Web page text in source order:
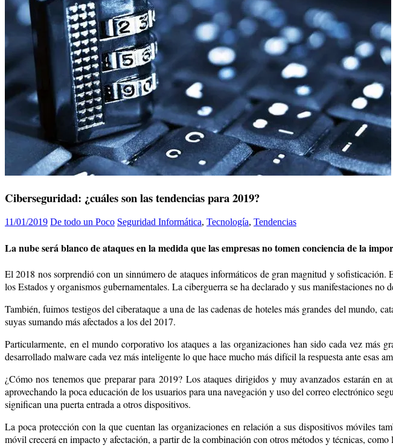
Ciberseguridad: ¿cuáles son las tendencias para 2019?
11/01/2019 De todo un Poco Seguridad Informática, Tecnología, Tendencias
La nube será blanco de ataques en la medida que las empresas no tomen conciencia de la
El 2018 nos sorprendió con un sinnúmero de ataques informáticos de gran magnitud y
los Estados y organismos gubernamentales. La ciberguerra se ha declarado y sus manifestaciones
También, fuimos testigos del ciberataque a una de las cadenas de hoteles más grandes del mundo,
suyas sumando más afectados a los del 2017.
Particularmente, en el mundo corporativo los ataques a las organizaciones han sido cada vez más
desarrollado malware cada vez más inteligente lo que hace mucho más difícil la respuesta ante esas
¿Cómo nos tenemos que preparar para 2019? Los ataques dirigidos y muy avanzados estarán
aprovechando la poca educación de los usuarios para una navegación y uso del correo electrónico
significan una puerta entrada a otros dispositivos.
La poca protección con la que cuentan las organizaciones en relación a sus dispositivos móviles
móvil crecerá en impacto y afectación, a partir de la combinación con otros métodos y técnicas, como